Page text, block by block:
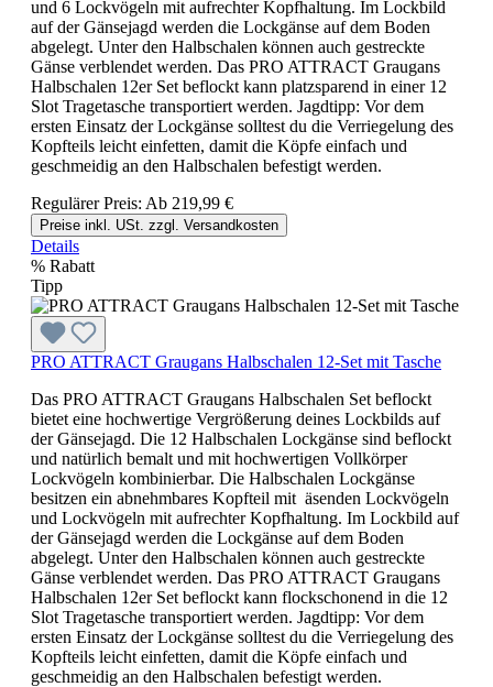
und 6 Lockvögeln mit aufrechter Kopfhaltung. Im Lockbild
auf der Gänsejagd werden die Lockgänse auf dem Boden
abgelegt. Unter den Halbschalen können auch gestreckte
Gänse verblendet werden. Das PRO ATTRACT Graugans
Halbschalen 12er Set beflockt kann platzsparend in einer 12
Slot Tragetasche transportiert werden. Jagdtipp: Vor dem
ersten Einsatz der Lockgänse solltest du die Verriegelung des
Kopfteils leicht einfetten, damit die Köpfe einfach und
geschmeidig an den Halbschalen befestigt werden.
Regulärer Preis: Ab 219,99 €
Preise inkl. USt. zzgl. Versandkosten
Details
% Rabatt
Tipp
PRO ATTRACT Graugans Halbschalen 12-Set mit Tasche
Das PRO ATTRACT Graugans Halbschalen Set beflockt
bietet eine hochwertige Vergrößerung deines Lockbilds auf
der Gänsejagd. Die 12 Halbschalen Lockgänse sind beflockt
und natürlich bemalt und mit hochwertigen Vollkörper
Lockvögeln kombinierbar. Die Halbschalen Lockgänse
besitzen ein abnehmbares Kopfteil mit äsenden Lockvögeln
und Lockvögeln mit aufrechter Kopfhaltung. Im Lockbild auf
der Gänsejagd werden die Lockgänse auf dem Boden
abgelegt. Unter den Halbschalen können auch gestreckte
Gänse verblendet werden. Das PRO ATTRACT Graugans
Halbschalen 12er Set beflockt kann flockschonend in die 12
Slot Tragetasche transportiert werden. Jagdtipp: Vor dem
ersten Einsatz der Lockgänse solltest du die Verriegelung des
Kopfteils leicht einfetten, damit die Köpfe einfach und
geschmeidig an den Halbschalen befestigt werden.